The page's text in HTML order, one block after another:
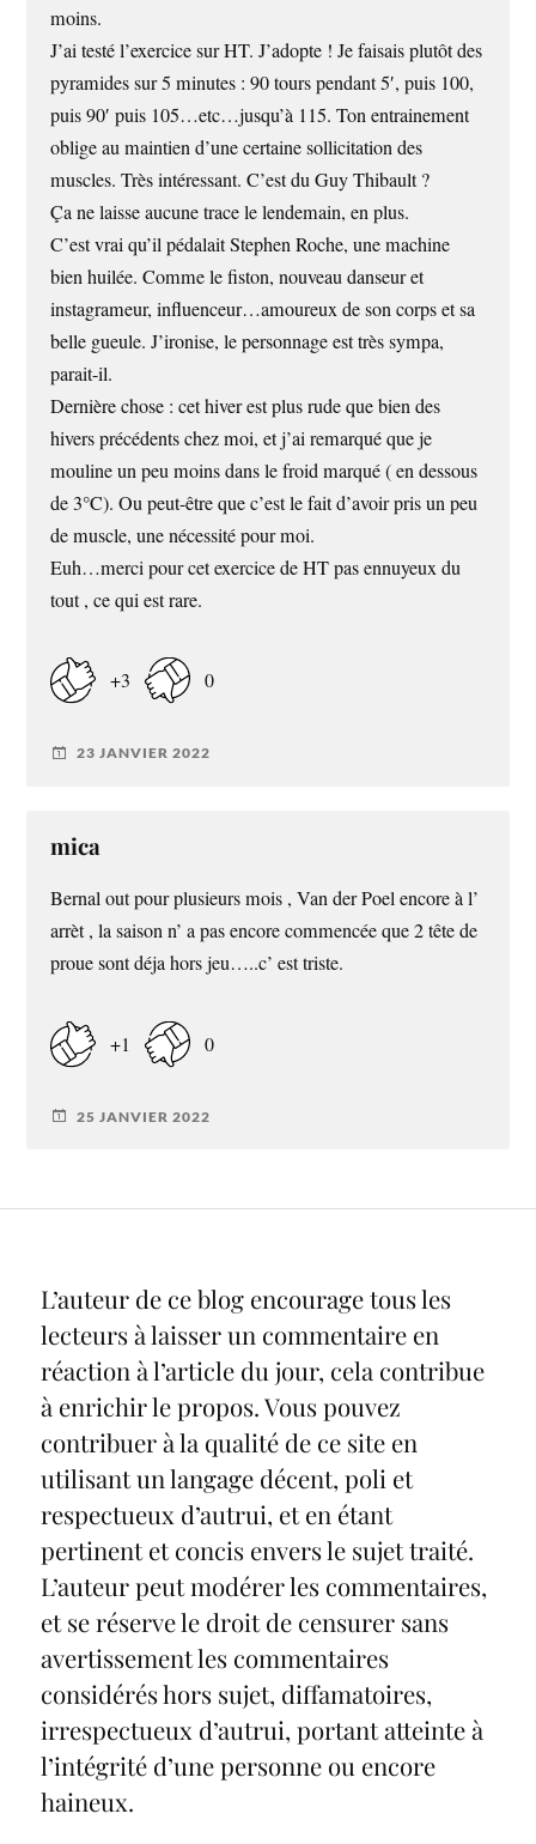
moins.
J’ai testé l’exercice sur HT. J’adopte ! Je faisais plutôt des
pyramides sur 5 minutes : 90 tours pendant 5′, puis 100,
puis 90′ puis 105…etc…jusqu’à 115. Ton entrainement
oblige au maintien d’une certaine sollicitation des
muscles. Très intéressant. C’est du Guy Thibault ?
Ça ne laisse aucune trace le lendemain, en plus.
C’est vrai qu’il pédalait Stephen Roche, une machine
bien huilée. Comme le fiston, nouveau danseur et
instagrameur, influenceur…amoureux de son corps et sa
belle gueule. J’ironise, le personnage est très sympa,
parait-il.
Dernière chose : cet hiver est plus rude que bien des
hivers précédents chez moi, et j’ai remarqué que je
mouline un peu moins dans le froid marqué ( en dessous
de 3°C). Ou peut-être que c’est le fait d’avoir pris un peu
de muscle, une nécessité pour moi.
Euh…merci pour cet exercice de HT pas ennuyeux du
tout , ce qui est rare.
+3 0
23 JANVIER 2022
mica
Bernal out pour plusieurs mois , Van der Poel encore à l’
arrèt , la saison n’ a pas encore commencée que 2 tête de
proue sont déja hors jeu…..c’ est triste.
+1 0
25 JANVIER 2022
L’auteur de ce blog encourage tous les
lecteurs à laisser un commentaire en
réaction à l’article du jour, cela contribue
à enrichir le propos. Vous pouvez
contribuer à la qualité de ce site en
utilisant un langage décent, poli et
respectueux d’autrui, et en étant
pertinent et concis envers le sujet traité.
L’auteur peut modérer les commentaires,
et se réserve le droit de censurer sans
avertissement les commentaires
considérés hors sujet, diffamatoires,
irrespectueux d’autrui, portant atteinte à
l’intégrité d’une personne ou encore
haineux.